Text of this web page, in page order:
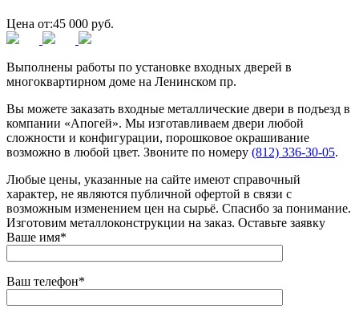
Цена от:45 000 руб.
Выполнены работы по установке входных дверей в
многоквартирном доме на Ленинском пр.
Вы можете заказать входные металлические двери в подъезд в
компании «Апогей». Мы изготавливаем двери любой
сложности и конфигурации, порошковое окрашивание
возможно в любой цвет. Звоните по номеру (812) 336-30-05.
Любые цены, указанные на сайте имеют справочный
характер, не являются публичной офертой в связи с
возможным изменением цен на сырьё. Спасибо за понимание.
Изготовим металлоконструкции на заказ. Оставьте заявку
Ваше имя*
Ваш телефон*